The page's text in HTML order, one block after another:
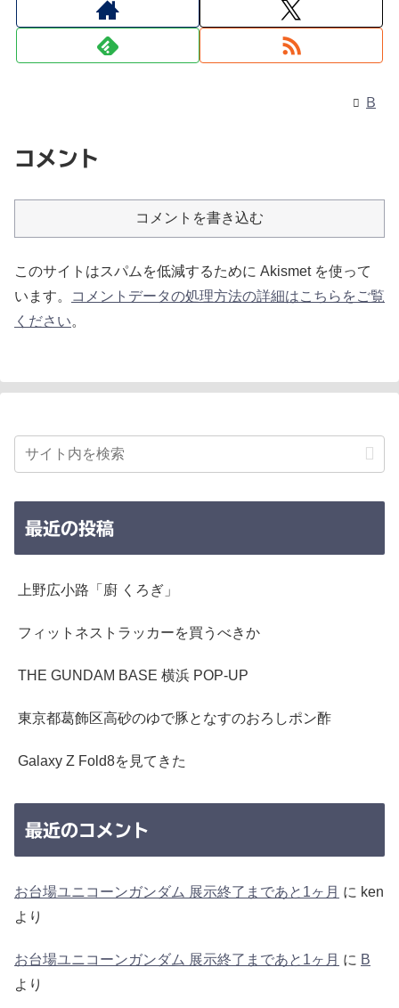
B
コメント
コメントを書き込む
このサイトはスパムを低減するために Akismet を使って
います。
コメントデータの処理方法の詳細はこちらをご覧
ください。
最近の投稿
上野広小路「廚 くろぎ」
フィットネストラッカーを買うべきか
THE GUNDAM BASE 横浜 POP-UP
東京都葛飾区高砂のゆで豚となすのおろしポン酢
Galaxy Z Fold8を見てきた
最近のコメント
お台場ユニコーンガンダム 展示終了まであと1ヶ月 に ken
より
お台場ユニコーンガンダム 展示終了まであと1ヶ月 に B
より